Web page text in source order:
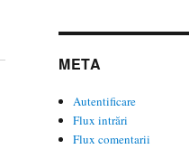
META
Autentificare
Flux intrări
Flux comentarii